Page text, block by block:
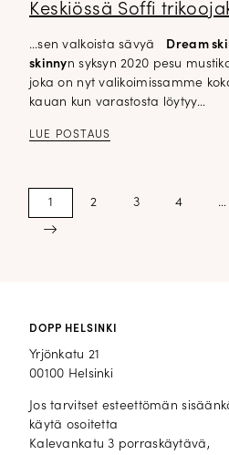
Keskiössä Soffi
…sen valkoista sävyä Dream
skinnyn syksyn 2020 pesu
joka on nyt valikoimissamme
kauan kun varastosta löytyy…
LUE POSTAUS
1 2 3 4 …
Seuraava
DOPP HELSINKI
Yrjönkatu 21
00100 Helsinki
Jos tarvitset esteettömän
käytä osoitetta
Kalevankatu 3 porraskäytävä,